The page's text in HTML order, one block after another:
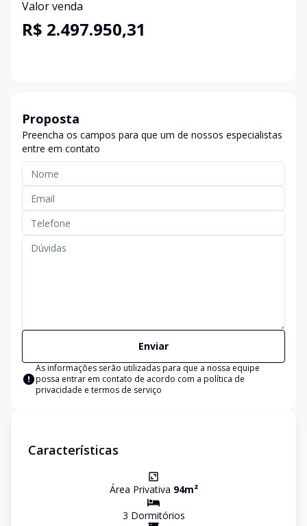
Valor venda
R$ 2.497.950,31
Proposta
Preencha os campos para que um de nossos especialistas
entre em contato
Enviar
As informações serão utilizadas para que a nossa equipe
possa entrar em contato de acordo com a política de
privacidade e termos de serviço
Características
Área Privativa 94m²
3 Dormitórios